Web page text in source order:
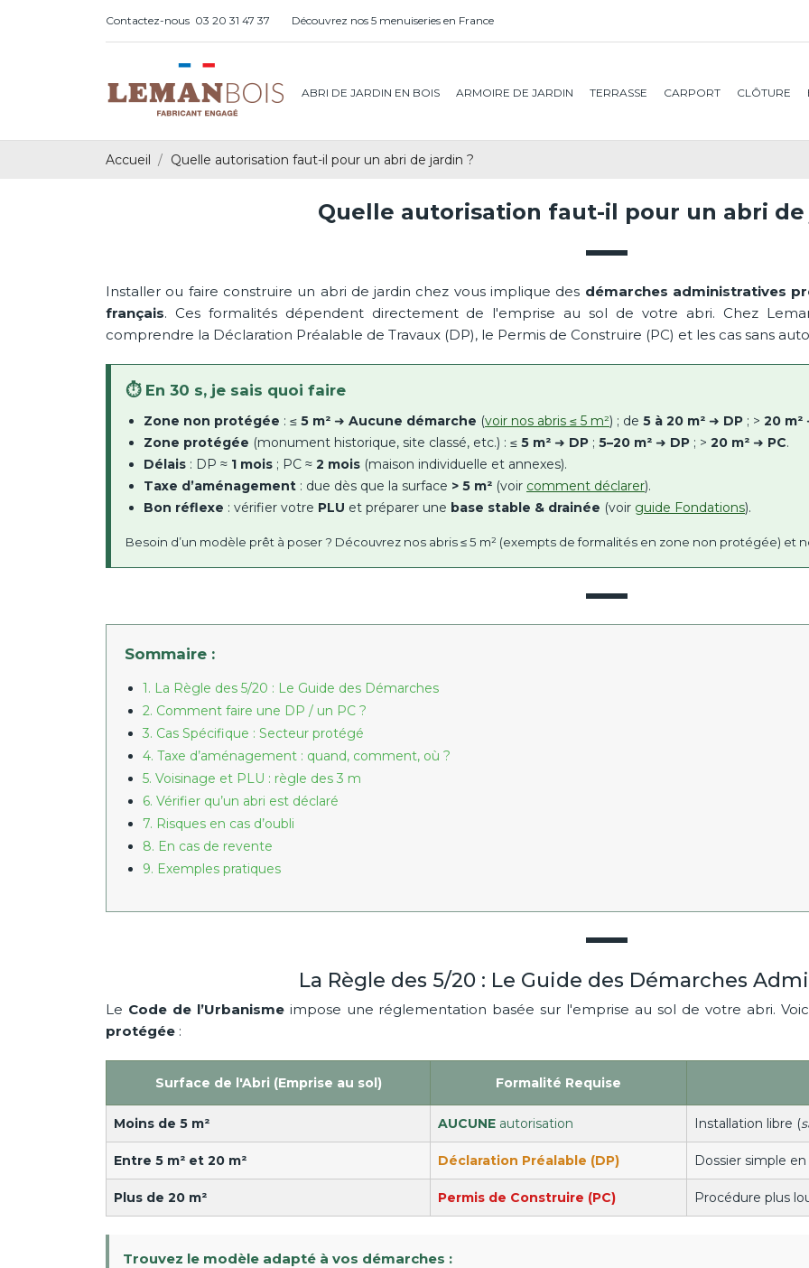
Contactez-nous 03 20 31 47 37 Découvrez nos 5 menuiseries en France
ABRI DE JARDIN EN BOIS ARMOIRE DE JARDIN TERRASSE CARPORT CLÔTURE
Accueil Quelle autorisation faut-il pour un abri de jardin ?
Quelle autorisation faut-il pour un abri de
Installer ou faire construire un abri de jardin chez vous implique des démarches administratives
français. Ces formalités dépendent directement de l'emprise au sol de votre abri. Chez
comprendre la Déclaration Préalable de Travaux (DP), le Permis de Construire (PC) et les cas sans
⏱️ En 30 s, je sais quoi faire
Zone non protégée : ≤ 5 m² ➜ Aucune démarche (voir nos abris ≤ 5 m²) ; de 5 à 20 m² ➜ DP ; > 20 m²
Zone protégée (monument historique, site classé, etc.) : ≤ 5 m² ➜ DP ; 5–20 m² ➜ DP ; > 20 m² ➜ PC.
Délais : DP ≈ 1 mois ; PC ≈ 2 mois (maison individuelle et annexes).
Taxe d’aménagement : due dès que la surface > 5 m² (voir comment déclarer).
Bon réflexe : vérifier votre PLU et préparer une base stable & drainée (voir guide Fondations).
Besoin d’un modèle prêt à poser ? Découvrez nos abris ≤ 5 m² (exempts de formalités en zone non protégée) et
Sommaire :
1. La Règle des 5/20 : Le Guide des Démarches
2. Comment faire une DP / un PC ?
3. Cas Spécifique : Secteur protégé
4. Taxe d’aménagement : quand, comment, où ?
5. Voisinage et PLU : règle des 3 m
6. Vérifier qu’un abri est déclaré
7. Risques en cas d’oubli
8. En cas de revente
9. Exemples pratiques
La Règle des 5/20 : Le Guide des Démarches
Le Code de l’Urbanismeimpose une réglementation basée sur l'emprise au sol de votre abri.
protégée :
Surface de l'Abri (Emprise au sol) Formalité Requise
Moins de 5 m² AUCUNE autorisation Installation libre (
Entre 5 m² et 20 m² Déclaration Préalable (DP) Dossier simple
Plus de 20 m² Permis de Construire (PC) Procédure plus
Trouvez le modèle adapté à vos démarches :